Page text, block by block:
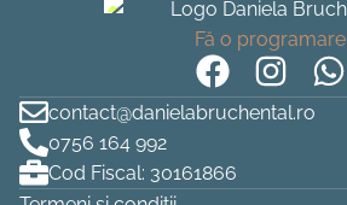
contact@danielabruchental.ro
0756 164 992
Cod Fiscal: 30161866
Fă o programare